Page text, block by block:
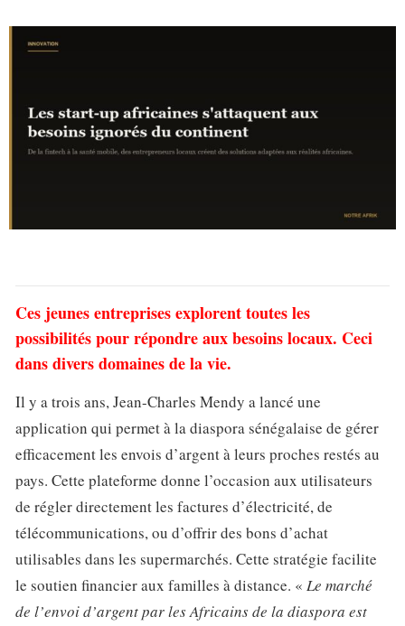
Ces jeunes entreprises explorent toutes les
possibilités pour répondre aux besoins locaux. Ceci
dans divers domaines de la vie.
Il y a trois ans, Jean-Charles Mendy a lancé une
application qui permet à la diaspora sénégalaise de gérer
efficacement les envois d’argent à leurs proches restés au
pays. Cette plateforme donne l’occasion aux utilisateurs
de régler directement les factures d’électricité, de
télécommunications, ou d’offrir des bons d’achat
utilisables dans les supermarchés. Cette stratégie facilite
le soutien financier aux familles à distance. « Le marché
de l’envoi d’argent par les Africains de la diaspora est